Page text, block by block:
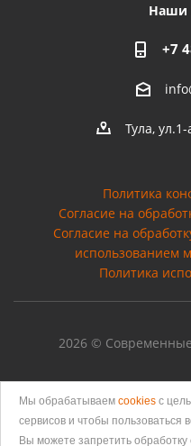
Наши
+7
Тула,
Политика
Согласие на
Cогласие на
использованием
Политика
2026 ©
Мы обрабатываем cookies с
сервисов и чтобы пользоваться
Вы можете запретить обработку